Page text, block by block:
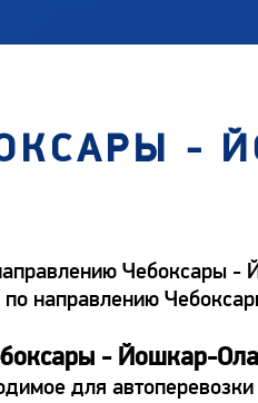
-
Чебоксары -
по направлению
- Йошкар-Ола
для